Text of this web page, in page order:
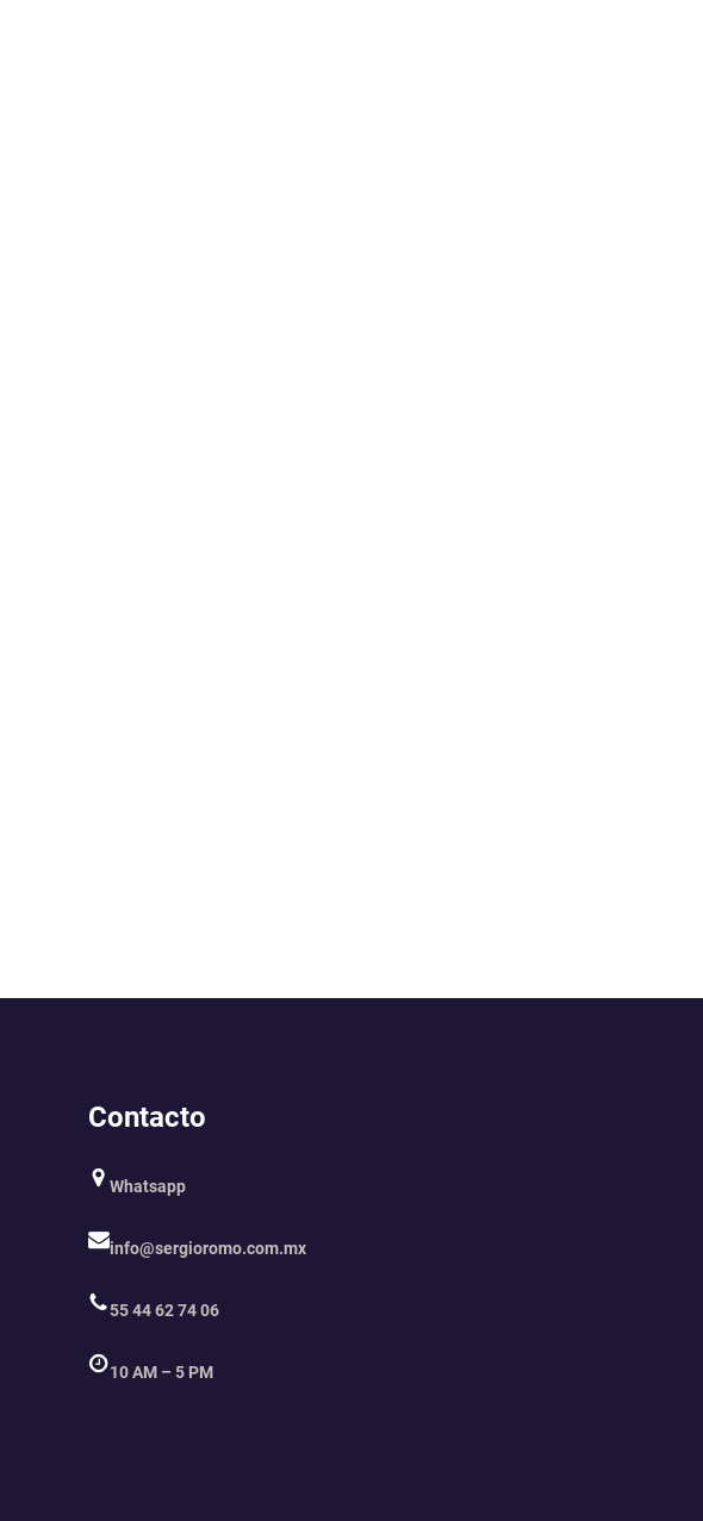
Contacto
Whatsapp
info@sergioromo.com.mx
55 44 62 74 06
10 AM – 5 PM